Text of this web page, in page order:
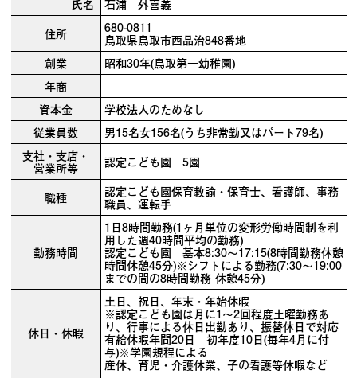
氏名
石浦 外喜義
住所
680-0811
鳥取県鳥取市西品治848番地
創業
昭和30年(鳥取第一幼稚園)
年商
資本金
学校法人のためなし
従業員数
男15名女156名(うち非常勤又はパート79名)
支社・支店・
営業所等 認定こども園 5園
職種 認定こども園保育教諭・保育士、看護師、事務
職員、運転手
勤務時間
1日8時間勤務(1ヶ月単位の変形労働時間制を利
用した週40時間平均の勤務)
認定こども園 基本8:30～17:15(8時間勤務休憩
時間休憩45分)※シフトによる勤務(7:30～19:00
までの間の8時間勤務 休憩45分)
休日・休暇
土日、祝日、年末・年始休暇
※認定こども園は月に1～2回程度土曜勤務あ
り、行事による休日出勤あり、振替休日で対応
有給休暇年間20日 初年度10日(毎年4月に付
与)※学園規程による
産休、育児・介護休業、子の看護等休暇など